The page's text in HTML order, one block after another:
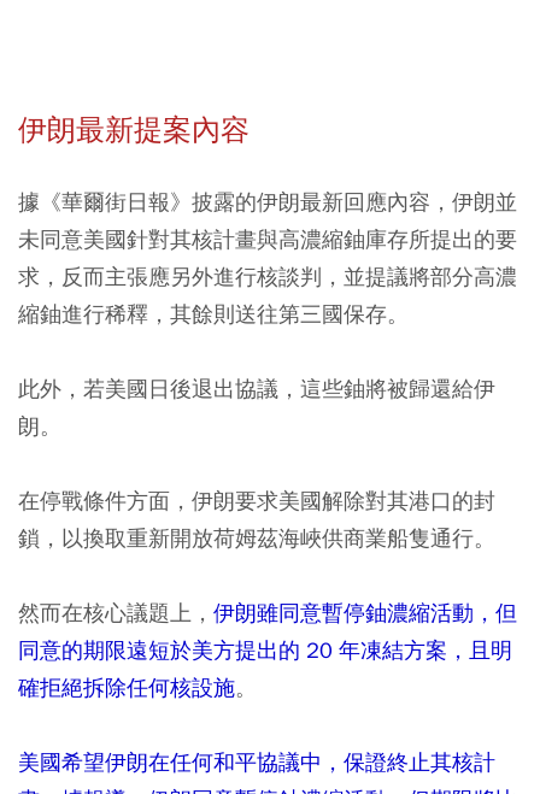
伊朗最新提案內容
據《華爾街日報》披露的伊朗最新回應內容，伊朗並
未同意美國針對其核計畫與高濃縮鈾庫存所提出的要
求，反而主張應另外進行核談判，並提議將部分高濃
縮鈾進行稀釋，其餘則送往第三國保存。
此外，若美國日後退出協議，這些鈾將被歸還給伊
朗。
在停戰條件方面，伊朗要求美國解除對其港口的封
鎖，以換取重新開放荷姆茲海峽供商業船隻通行。
然而在核心議題上， 伊朗雖同意暫停鈾濃縮活動，但
同意的期限遠短於美方提出的 20 年凍結方案，且明
確拒絕拆除任何核設施。
美國希望伊朗在任何和平協議中，保證終止其核計